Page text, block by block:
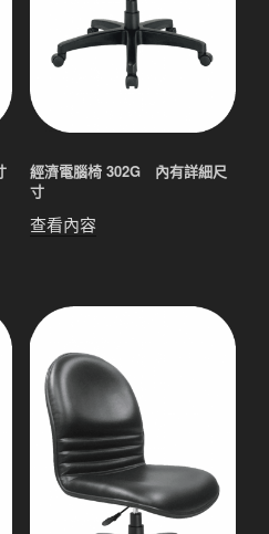
經濟電腦椅 302G 內有詳細尺
寸
查看內容